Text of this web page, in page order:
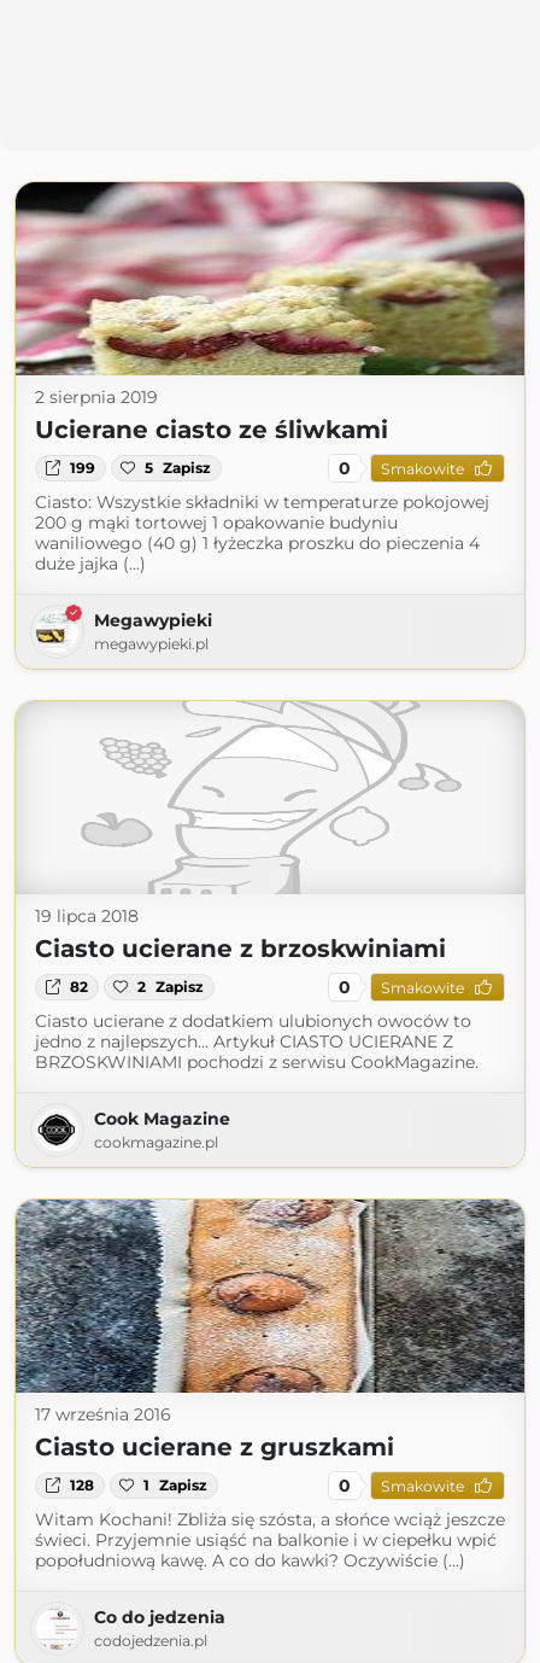
2 sierpnia 2019
Ucierane ciasto ze śliwkami
199 5 Zapisz 0 Smakowite
Ciasto: Wszystkie składniki w temperaturze pokojowej
200 g mąki tortowej 1 opakowanie budyniu
waniliowego (40 g) 1 łyżeczka proszku do pieczenia 4
duże jajka (...)
Megawypieki
megawypieki.pl
19 lipca 2018
Ciasto ucierane z brzoskwiniami
82 2 Zapisz 0 Smakowite
Ciasto ucierane z dodatkiem ulubionych owoców to
jedno z najlepszych... Artykuł CIASTO UCIERANE Z
BRZOSKWINIAMI pochodzi z serwisu CookMagazine.
Cook Magazine
cookmagazine.pl
17 września 2016
Ciasto ucierane z gruszkami
128 1 Zapisz 0 Smakowite
Witam Kochani! Zbliża się szósta, a słońce wciąż jeszcze
świeci. Przyjemnie usiąść na balkonie i w ciepełku wpić
popołudniową kawę. A co do kawki? Oczywiście (...)
Co do jedzenia
codojedzenia.pl